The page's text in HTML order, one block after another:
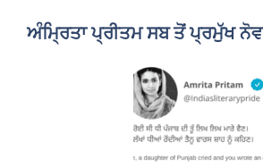
ਅੰਮ੍ਰਿਤਾ ਪ੍ਰੀਤਮ ਸਬ ਤੋਂ ਪ੍ਰਮੁੱਖ